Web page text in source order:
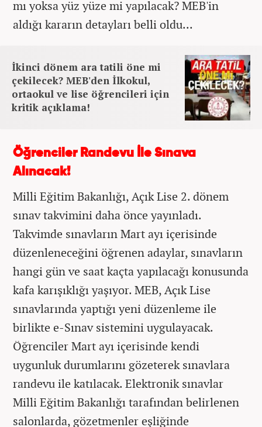
mı yoksa yüz yüze mi yapılacak? MEB'in
aldığı kararın detayları belli oldu...
İkinci dönem ara tatili öne mi
çekilecek? MEB'den İlkokul,
ortaokul ve lise öğrencileri için
kritik açıklama!
Öğrenciler Randevu İle Sınava
Alınacak!
Milli Eğitim Bakanlığı, Açık Lise 2. dönem
sınav takvimini daha önce yayınladı.
Takvimde sınavların Mart ayı içerisinde
düzenleneceğini öğrenen adaylar, sınavların
hangi gün ve saat kaçta yapılacağı konusunda
kafa karışıklığı yaşıyor. MEB, Açık Lise
sınavlarında yaptığı yeni düzenleme ile
birlikte e-Sınav sistemini uygulayacak.
Öğrenciler Mart ayı içerisinde kendi
uygunluk durumlarını gözeterek sınavlara
randevu ile katılacak. Elektronik sınavlar
Milli Eğitim Bakanlığı tarafından belirlenen
salonlarda, gözetmenler eşliğinde